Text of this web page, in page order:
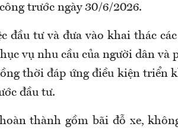
trước ngày 30/6/2026.
đầu tư và đưa vào khai thác
vụ nhu cầu của người dân và
thời đáp ứng điều kiện triển
đầu tư.
thành gồm bãi đỗ xe,